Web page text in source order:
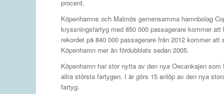
procent.
Köpenhamns och Malmös gemensamma hamnbolag
kryssningsfartyg med 850 000 passagerare kommer
rekordet på 840 000 passagerare från 2012 kommer
Köpenhamn mer än fördubblats sedan 2005.
Köpenhamn har stor nytta av den nya Oecankajen
allra största fartygen. I år görs 15 anlöp av den nya
fartyg.